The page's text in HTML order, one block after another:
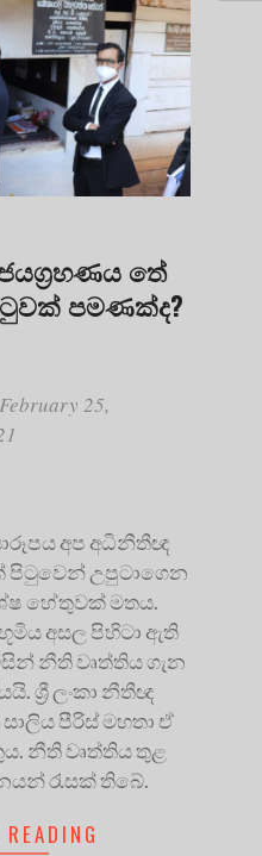
තේ
පමණක්ද?
February 25,
අප අධිනීතීඥ
පිටුවෙන් උපුටාගෙන
හේතුවක් මතය.
අසල පිහිටා ඇති
නීති වෘත්තිය ගැන
ශ්‍රී ලංකා නීතීඥ
පීරිස් මහතා ඒ
නීති වෘත්තිය තුළ
රැසක් තිබේ.